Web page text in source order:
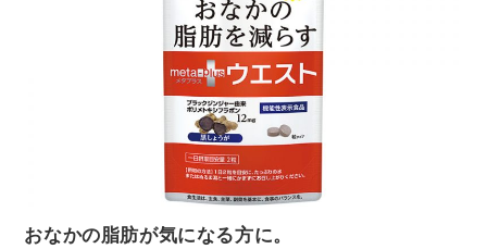
おなかの脂肪が気になる方に。